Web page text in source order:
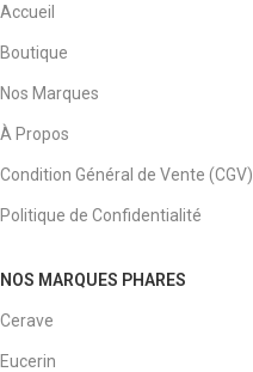
Accueil
Boutique
Nos Marques
À Propos
Condition Général de Vente (CGV)
Politique de Confidentialité
NOS MARQUES PHARES
Cerave
Eucerin